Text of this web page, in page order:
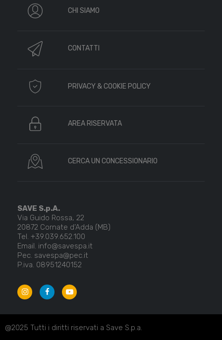
CHI SIAMO
CONTATTI
PRIVACY & COOKIE POLICY
AREA RISERVATA
CERCA UN CONCESSIONARIO
SAVE S.p.A.
Via Guido Rossa, 22
20872 Cornate d’Adda (MB)
Tel. +39.039.652.100
Email. info@savespa.it
Pec. savespa@pec.it
P.iva. 08951240152
@2025 Tutti i diritti riservati a Save S.p.a.